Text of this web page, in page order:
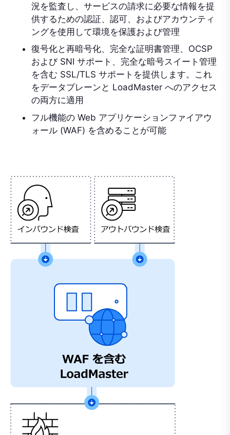
況を監査し、サービスの請求に必要な情報を提
供するための認証、認可、およびアカウンティ
ングを使用して環境を保護および管理
復号化と再暗号化、完全な証明書管理、OCSP
および SNI サポート、完全な暗号スイート管理
を含む SSL/TLS サポートを提供します。これ
をデータプレーンと LoadMaster へのアクセス
の両方に適用
フル機能の Web アプリケーションファイアウ
ォール (WAF) を含めることが可能